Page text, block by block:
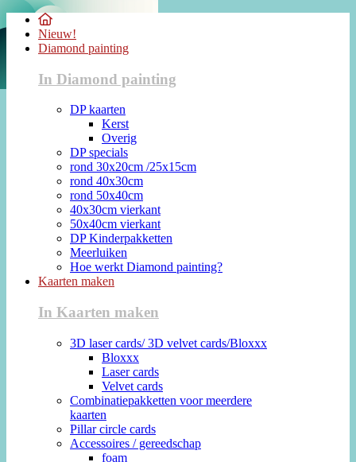
Nieuw!
Diamond painting
In Diamond painting
DP kaarten
Kerst
Overig
DP specials
rond 30x20cm /25x15cm
rond 40x30cm
rond 50x40cm
40x30cm vierkant
50x40cm vierkant
DP Kinderpakketten
Meerluiken
Hoe werkt Diamond painting?
Kaarten maken
In Kaarten maken
3D laser cards/ 3D velvet cards/Bloxxx
Bloxxx
Laser cards
Velvet cards
Combinatiepakketten voor meerdere
kaarten
Pillar circle cards
Accessoires / gereedschap
foam